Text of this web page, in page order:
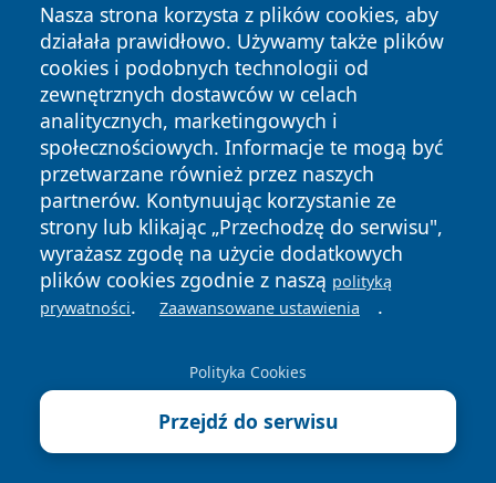
Nasza strona korzysta z plików cookies, aby
działała prawidłowo. Używamy także plików
cookies i podobnych technologii od
zewnętrznych dostawców w celach
analitycznych, marketingowych i
społecznościowych. Informacje te mogą być
przetwarzane również przez naszych
partnerów. Kontynuując korzystanie ze
strony lub klikając „Przechodzę do serwisu",
wyrażasz zgodę na użycie dodatkowych
plików cookies zgodnie z naszą polityką
prywatności. Zaawansowane ustawienia .
Polityka Cookies
Przejdź do serwisu
Copyright © 2026 wiadomosciolsztyn.pl Wszystkie prawa
zastrzeżone.
News Autorzy
Polityka
Prywatności
Polityka
Cookies